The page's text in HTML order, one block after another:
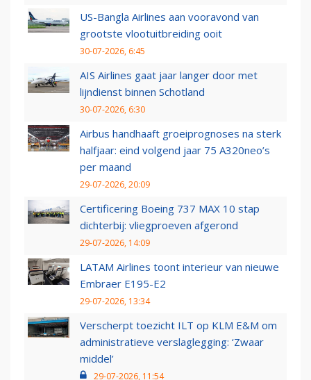
US-Bangla Airlines aan vooravond van
grootste vlootuitbreiding ooit
30-07-2026, 6:45
AIS Airlines gaat jaar langer door met
lijndienst binnen Schotland
30-07-2026, 6:30
Airbus handhaaft groeiprognoses na sterk
halfjaar: eind volgend jaar 75 A320neo’s
per maand
29-07-2026, 20:09
Certificering Boeing 737 MAX 10 stap
dichterbij: vliegproeven afgerond
29-07-2026, 14:09
LATAM Airlines toont interieur van nieuwe
Embraer E195-E2
29-07-2026, 13:34
Verscherpt toezicht ILT op KLM E&M om
administratieve verslaglegging: ‘Zwaar
middel’
29-07-2026, 11:54